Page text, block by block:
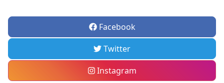
Facebook
Twitter
Instagram